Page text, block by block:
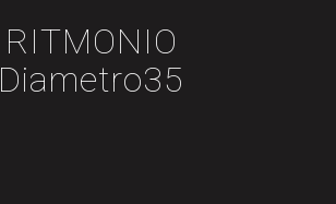
RITMONIO
Diametro35